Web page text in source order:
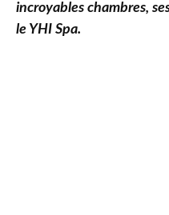
incroyables chambres,
le YHI Spa.